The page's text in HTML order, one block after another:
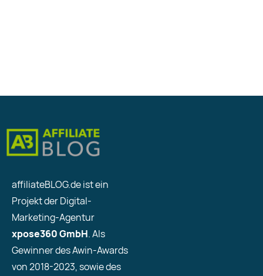
affiliateBLOG.de ist ein
Projekt der Digital-
Marketing-Agentur
xpose360 GmbH. Als
Gewinner des Awin-Awards
von 2018-2023, sowie des